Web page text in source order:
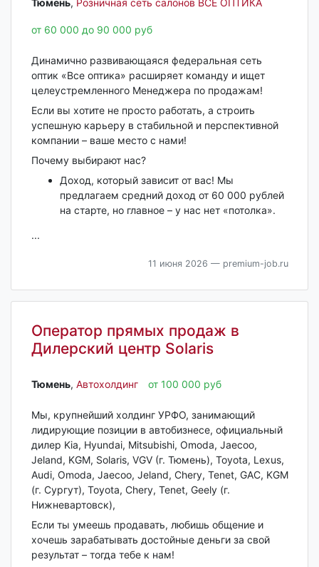
Тюмень‎, Розничная сеть салонов ВСЕ ОПТИКА
от 60 000 до 90 000 руб
Динамично развивающаяся федеральная сеть
оптик «Все оптика» расширяет команду и ищет
целеустремленного Менеджера по продажам!
Если вы хотите не просто работать, а строить
успешную карьеру в стабильной и перспективной
компании – ваше место с нами!
Почему выбирают нас?
Доход, который зависит от вас! Мы
предлагаем средний доход от 60 000 рублей
на старте, но главное – у нас нет «потолка».
...
11 июня 2026 — premium-job.ru
Оператор прямых продаж в
Дилерский центр Solaris
Тюмень‎, Автохолдинг от 100 000 руб
Мы, крупнейший холдинг УРФО, занимающий
лидирующие позиции в автобизнесе, официальный
дилер Kia, Hyundai, Mitsubishi, Omoda, Jaecoo,
Jeland, KGM, Solaris, VGV (г. Тюмень), Toyota, Lexus,
Audi, Omoda, Jaecoo, Jeland, Chery, Tenet, GAC, KGM
(г. Сургут), Toyota, Chery, Tenet, Geely (г.
Нижневартовск),
Если ты умеешь продавать, любишь общение и
хочешь зарабатывать достойные деньги за свой
результат – тогда тебе к нам!